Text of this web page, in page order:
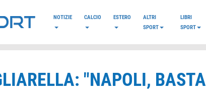
NOTIZIE CALCIO ESTERO
ALTRI
SPORT
LIBRI
SPORT
"NAPOLI, BASTA